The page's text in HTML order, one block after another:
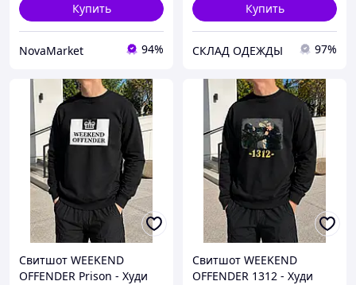
Купить
NovaMarket 94%
Купить
СКЛАД ОДЕЖДЫ 97%
Свитшот WEEKEND
OFFENDER Prison - Худи
Свитшот WEEKEND
OFFENDER 1312 - Худи